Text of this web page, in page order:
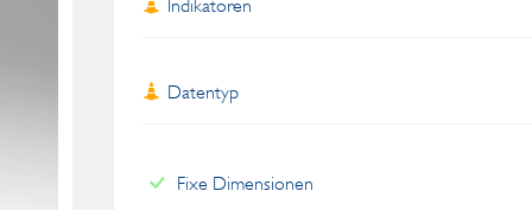
Indikatoren
Datentyp
Fixe Dimensionen